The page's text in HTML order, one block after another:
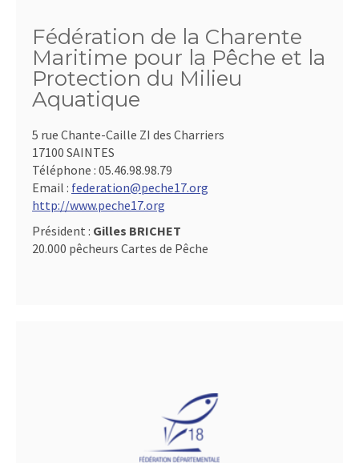
Fédération de la Charente
Maritime pour la Pêche et la
Protection du Milieu
Aquatique
5 rue Chante-Caille ZI des Charriers
17100 SAINTES
Téléphone : 05.46.98.98.79
Email : federation@peche17.org
http://www.peche17.org
Président : Gilles BRICHET
20.000 pêcheurs Cartes de Pêche